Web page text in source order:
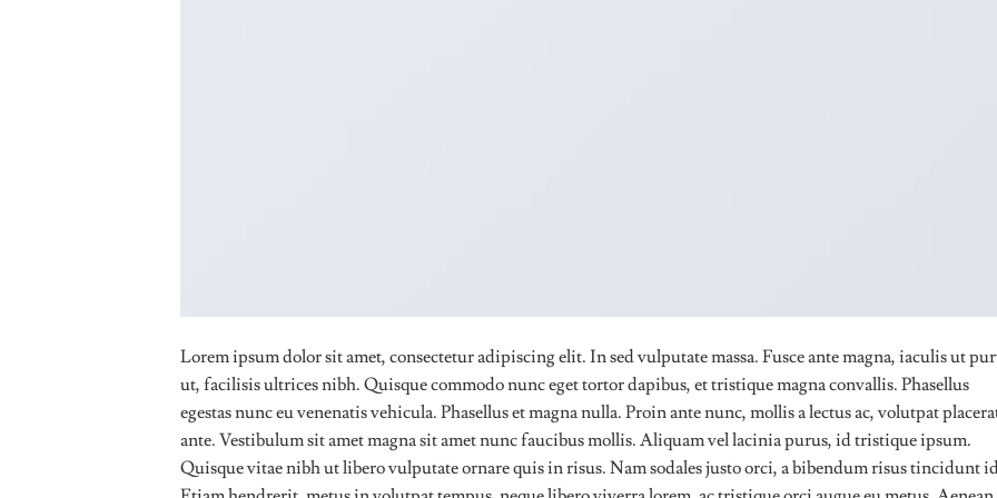
Lorem ipsum dolor sit amet, consectetur adipiscing elit. In sed vulputate massa. Fusce ante magna, iaculis ut
ut, facilisis ultrices nibh. Quisque commodo nunc eget tortor dapibus, et tristique magna convallis. Phasellus
egestas nunc eu venenatis vehicula. Phasellus et magna nulla. Proin ante nunc, mollis a lectus ac, volutpat
ante. Vestibulum sit amet magna sit amet nunc faucibus mollis. Aliquam vel lacinia purus, id tristique ipsum.
Quisque vitae nibh ut libero vulputate ornare quis in risus. Nam sodales justo orci, a bibendum risus tincidunt